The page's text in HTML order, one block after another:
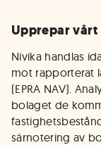
Upprepar
Nivika handlas
mot rapporterat
(EPRA NAV).
bolaget de
särnotering av